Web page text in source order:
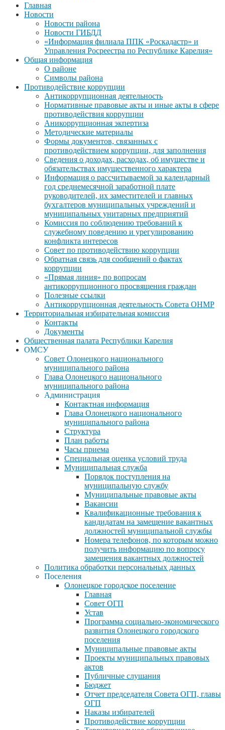
Главная
Новости
Новости района
Новости ГИБДД
«Информация филиала ППК «Роскадастр» и
Управления Росреестра по Республике Карелия»
Общая информация
О районе
Символы района
Противодействие коррупции
Антикоррупционная деятельность
Нормативные правовые акты и иные акты в сфере
противодействия коррупции
Аникоррупционная экпертиза
Методические материалы
Формы документов, связанных с
противодействием коррупции, для заполнения
Сведения о доходах, расходах, об имуществе и
обязательствах имущественного характера
Информация о рассчитываемой за календарный
год среднемесячной заработной плате
руководителей, их заместителей и главных
бухгалтеров муниципальных учреждений и
муниципальных унитарных предприятий
Комиссия по соблюдению требований к
служебному поведению и урегулированию
конфликта интересов
Совет по противодействию коррупции
Обратная связь для сообщений о фактах
коррупции
«Прямая линия» по вопросам
антикоррупционного просвящения граждан
Полезные ссылки
Антикоррупционная деятельность Совета ОНМР
Территориальная избирательная комиссия
Контакты
Документы
Общественная палата Республики Карелия
ОМСУ
Совет Олонецкого национального
муниципального района
Глава Олонецкого национального
муниципального района
Администрация
Контактная информация
Глава Олонецкого национального
муниципального района
Структура
План работы
Часы приема
Специальная оценка условий труда
Муниципальная служба
Порядок поступления на
муниципальную службу
Муниципальные правовые акты
Вакансии
Квалификационные требования к
кандидатам на замещение вакантных
должностей муниципальной службы
Номера телефонов, по которым можно
получить информацию по вопросу
замещения вакантных должностей
Политика обработки персональных данных
Поселения
Олонецкое городское поселение
Главная
Совет ОГП
Устав
Программа социально-экономического
развития Олонецкого городского
поселения
Муниципальные правовые акты
Проекты муниципальных правовых
актов
Публичные слушания
Бюджет
Отчет председателя Совета ОГП, главы
ОГП
Наказы избирателей
Противодействие коррупции